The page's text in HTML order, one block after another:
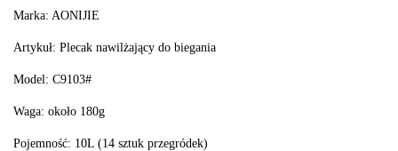
Marka: AONIJIE
Artykuł: Plecak nawilżający do biegania
Model: C9103#
Waga: około 180g
Pojemność: 10L (14 sztuk przegródek)